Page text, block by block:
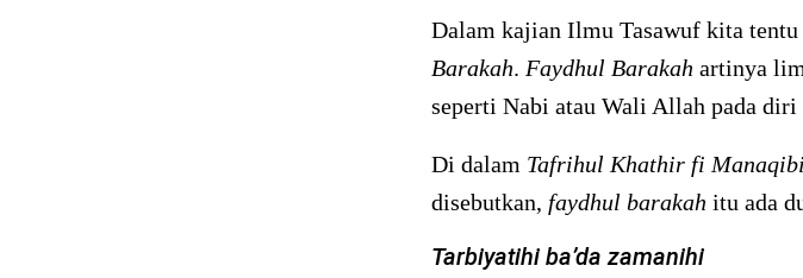
Dalam kajian Ilmu Tasawuf kita tentu
Barakah. Faydhul Barakah artinya
seperti Nabi atau Wali Allah pada diri
Di dalam Tafrihul Khathir fi
disebutkan, faydhul barakah itu ada
Tarbiyatihi ba’da zamanihi